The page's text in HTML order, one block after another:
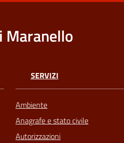
Maranello
SERVIZI
Ambiente
Anagrafe e stato civile
Autorizzazioni